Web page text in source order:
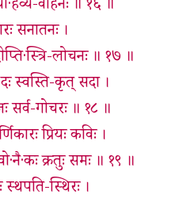
वाहनः ॥ १६ ॥
सनातनः ।
लोचनः ॥ १७ ॥
दः स्वस्ति-कृत् सदा ।
सर्व-गोचरः ॥ १८ ॥
प्रियः कविः ।
क्रतुः समः ॥ १९ ॥
स्थपति-स्थिरः ।